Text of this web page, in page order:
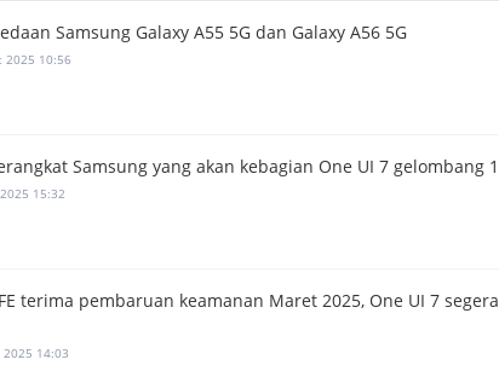
Samsung Galaxy A55 5G dan Galaxy A56 5G
2025 10:56
Samsung yang akan kebagian One UI 7 gelombang 1
15:32
terima pembaruan keamanan Maret 2025, One UI 7 segera
14:03